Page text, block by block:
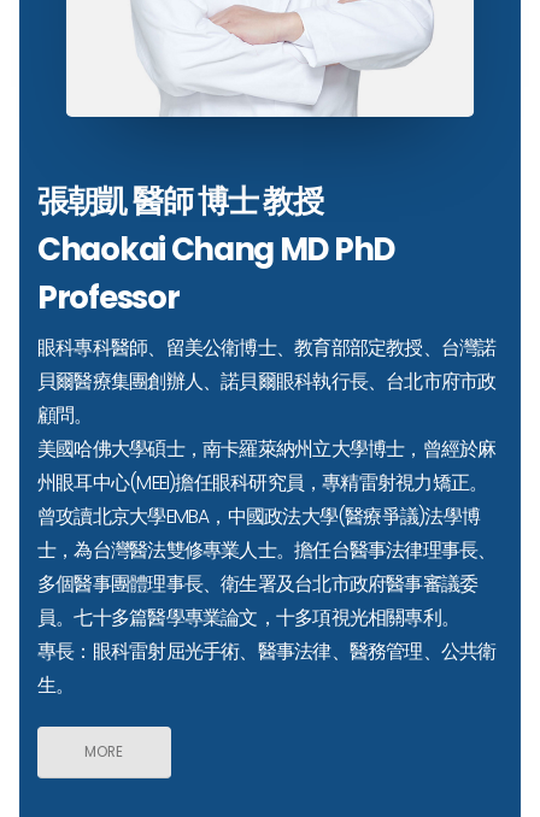
張朝凱 醫師 博士 教授
Chaokai Chang MD PhD
Professor
眼科專科醫師、留美公衛博士、教育部部定教授、台灣諾
貝爾醫療集團創辦人、諾貝爾眼科執行長、台北市府市政
顧問。
美國哈佛大學碩士，南卡羅萊納州立大學博士，曾經於麻
州眼耳中心(MEEI)擔任眼科研究員，專精雷射視力矯正。
曾攻讀北京大學EMBA，中國政法大學(醫療爭議)法學博
士，為台灣醫法雙修專業人士。擔任台醫事法律理事長、
多個醫事團體理事長、衛生署及台北市政府醫事審議委
員。七十多篇醫學專業論文，十多項視光相關專利。
專長：眼科雷射屈光手術、醫事法律、醫務管理、公共衛
生。
MORE